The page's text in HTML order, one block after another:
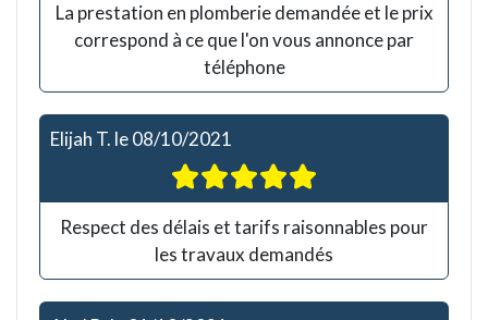
La prestation en plomberie demandée et le prix
correspond à ce que l'on vous annonce par
téléphone
Elijah T. le08/10/2021
Respect des délais et tarifs raisonnables pour
les travaux demandés